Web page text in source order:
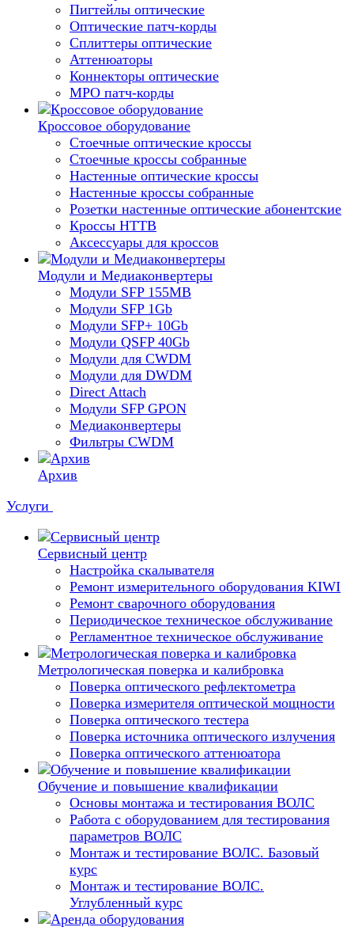
Пигтейлы оптические
Оптические патч-корды
Сплиттеры оптические
Аттенюаторы
Коннекторы оптические
MPO патч-корды
Кроссовое оборудование
Стоечные оптические кроссы
Стоечные кроссы собранные
Настенные оптические кроссы
Настенные кроссы собранные
Розетки настенные оптические абонентские
Кроссы HTTB
Аксессуары для кроссов
Модули и Медиаконвертеры
Модули SFP 155MB
Модули SFP 1Gb
Модули SFP+ 10Gb
Модули QSFP 40Gb
Модули для CWDM
Модули для DWDM
Direct Attach
Модули SFP GPON
Медиаконвертеры
Фильтры CWDM
Архив
Услуги
Сервисный центр
Настройка скалывателя
Ремонт измерительного оборудования KIWI
Ремонт сварочного оборудования
Периодическое техническое обслуживание
Регламентное техническое обслуживание
Метрологическая поверка и калибровка
Поверка оптического рефлектометра
Поверка измерителя оптической мощности
Поверка оптического тестера
Поверка источника оптического излучения
Поверка оптического аттенюатора
Обучение и повышение квалификации
Основы монтажа и тестирования ВОЛС
Работа с оборудованием для тестирования
параметров ВОЛС
Монтаж и тестирование ВОЛС. Базовый
курс
Монтаж и тестирование ВОЛС.
Углубленный курс